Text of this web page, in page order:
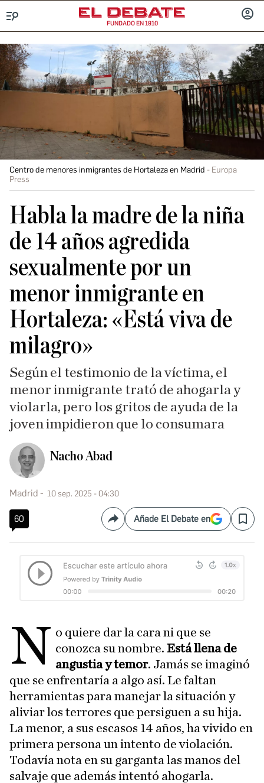
FUNDADO EN 1910
Centro de menores inmigrantes de Hortaleza en Madrid
Europa
Press
Habla la madre de la niña
de 14 años agredida
sexualmente por un
menor inmigrante en
Hortaleza: «Está viva de
milagro»
Según el testimonio de la víctima, el
menor inmigrante trató de ahogarla y
violarla, pero los gritos de ayuda de la
joven impidieron que lo consumara
Nacho Abad
Madrid 10 sep. 2025 - 04:30
60 CompartirAñade El Debate en Save
N o quiere dar la cara ni que se
conozca su nombre.Está llena de
angustia y temor. Jamás se imaginó
que se enfrentaría a algo así. Le faltan
herramientas para manejar la situación y
aliviar los terrores que persiguen a su hija.
La menor, a sus escasos 14 años, ha vivido en
primera persona un intento de violación.
Todavía nota en su garganta las manos del
salvaje que además intentó ahogarla.